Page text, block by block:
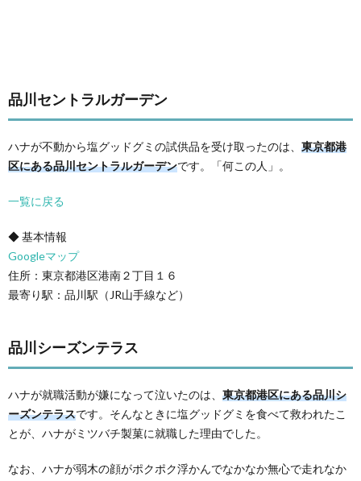
品川セントラルガーデン
ハナが不動から塩グッドグミの試供品を受け取ったのは、 東京都港
区にある品川セントラルガーデンです。「何この人」。
一覧に戻る
◆ 基本情報
Googleマップ
住所：東京都港区港南２丁目１６
最寄り駅：品川駅（JR山手線など）
品川シーズンテラス
ハナが就職活動が嫌になって泣いたのは、 東京都港区にある品川シ
ーズンテラスです。そんなときに塩グッドグミを食べて救われたこ
とが、ハナがミツバチ製菓に就職した理由でした。
なお、ハナが弱木の顔がポクポク浮かんでなかなか無心で走れなか